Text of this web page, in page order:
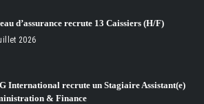
d’assurance recrute 13 Caissiers (H/F)
2026
International recrute un Stagiaire Assistant(e)
& Finance